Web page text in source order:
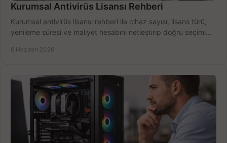
Kurumsal Antivirüs Lisansı Rehberi
Kurumsal antivirüs lisansı rehberi ile cihaz sayısı, lisans türü,
yenileme süresi ve maliyet hesabını netleştirip doğru seçimi
6 Haziran 2026